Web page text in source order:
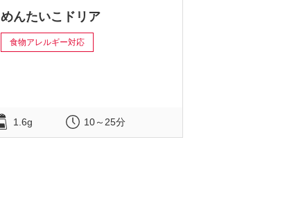
めんたいこドリア
食物アレルギー対応
1.6g 10～25分